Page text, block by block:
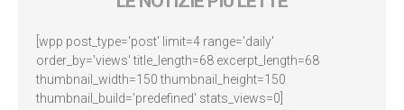
[wpp post_type='post' limit=4 range='daily'
order_by='views' title_length=68 excerpt_length=68
thumbnail_width=150 thumbnail_height=150
thumbnail_build='predefined' stats_views=0]